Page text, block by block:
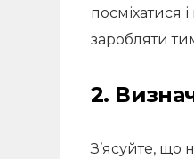
посміхатися
заробляти
2.
З’ясуйте, що